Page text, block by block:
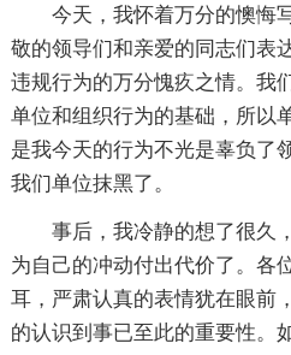
今天，我怀着万分的懊悔
敬的领导们和亲爱的同志们表
违规行为的万分愧疚之情。我
单位和组织行为的基础，所以
是我今天的行为不光是辜负了
我们单位抹黑了。
事后，我冷静的想了很久
为自己的冲动付出代价了。各
耳，严肃认真的表情犹在眼前
的认识到事已至此的重要性。